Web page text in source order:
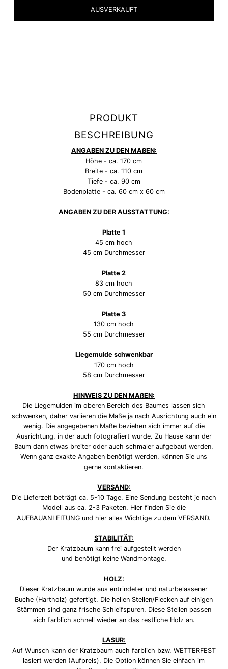
PRODUKT
BESCHREIBUNG
ANGABEN ZU DEN MAßEN:
Höhe - ca. 170 cm
Breite - ca. 110 cm
Tiefe - ca. 90 cm
Bodenplatte - ca. 60 cm x 60 cm
ANGABEN ZU DER AUSSTATTUNG:
Platte 1
45 cm hoch
45 cm Durchmesser
Platte 2
83 cm hoch
50 cm Durchmesser
Platte 3
130 cm hoch
55 cm Durchmesser
Liegemulde schwenkbar
170 cm hoch
58 cm Durchmesser
HINWEIS ZU DEN MAßEN:
Die Liegemulden im oberen Bereich des Baumes lassen sich
schwenken, daher variieren die Maße ja nach Ausrichtung auch ein
wenig. Die angegebenen Maße beziehen sich immer auf die
Ausrichtung, in der auch fotografiert wurde. Zu Hause kann der
Baum dann etwas breiter oder auch schmaler aufgebaut werden.
Wenn ganz exakte Angaben benötigt werden, können Sie uns
gerne kontaktieren.
VERSAND:
Die Lieferzeit beträgt ca. 5-10 Tage. Eine Sendung besteht je nach
Modell aus ca. 2-3 Paketen. Hier finden Sie die
AUFBAUANLEITUNG und hier alles Wichtige zu demVERSAND.
STABILITÄT:
Der Kratzbaum kann frei aufgestellt werden
und benötigt keine Wandmontage.
HOLZ:
Dieser Kratzbaum wurde aus entrindeter und naturbelassener
Buche (Hartholz) gefertigt. Die hellen Stellen/Flecken auf einigen
Stämmen sind ganz frische Schleifspuren. Diese Stellen passen
sich farblich schnell wieder an das restliche Holz an.
LASUR:
Auf Wunsch kann der Kratzbaum auch farblich bzw. WETTERFEST
lasiert werden (Aufpreis). Die Option können Sie einfach im